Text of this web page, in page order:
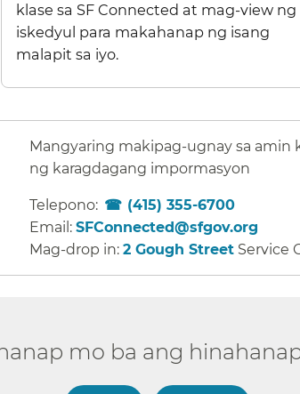
klase sa SF Connected at mag-view ng
iskedyul para makahanap ng isang
malapit sa iyo.​​
Mangyaring makipag-ugnay sa
ng karagdagang impormasyon​​
Telepono: (415) 355-6700
Email: SFConnected@sfgov.org
Mag-drop in: 2 Gough StreetService
mo ba ang